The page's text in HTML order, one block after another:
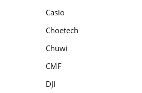
Casio
Choetech
Chuwi
CMF
DJI